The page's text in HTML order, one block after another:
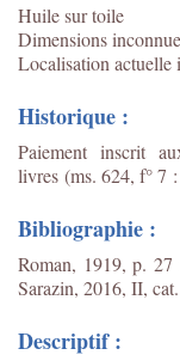
Huile sur toile
Dimensions
Localisation actuelle
Historique :
Paiement inscrit
livres (ms. 624, f° 7
Bibliographie :
Roman, 1919, p.
Sarazin, 2016, II,
Descriptif :